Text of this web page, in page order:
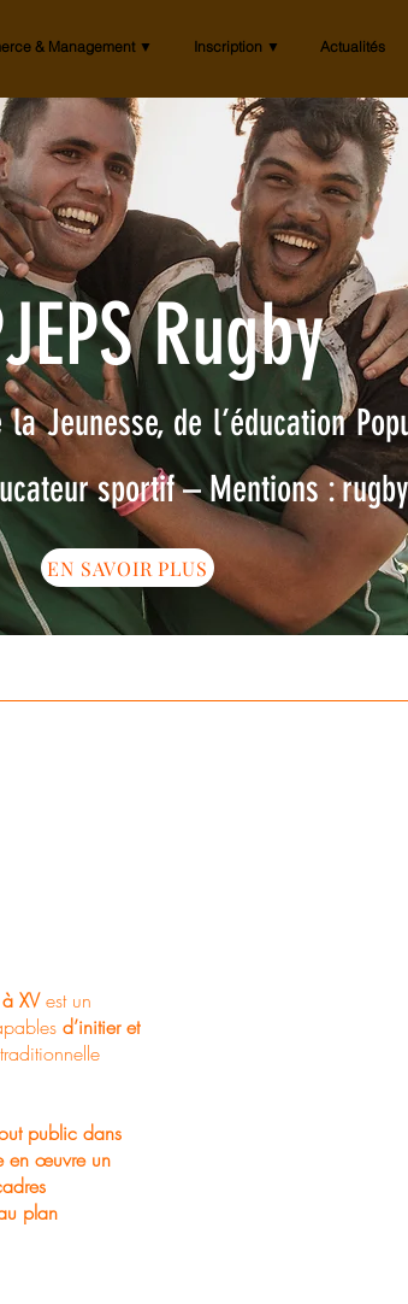
& Management ▼ Inscription ▼ Actualités
Rugby
Jeunesse, de l’éducation
sportif – Mentions :
EN SAVOIR PLUS
XVest un
d’initier et
public dans
en œuvre un
plan